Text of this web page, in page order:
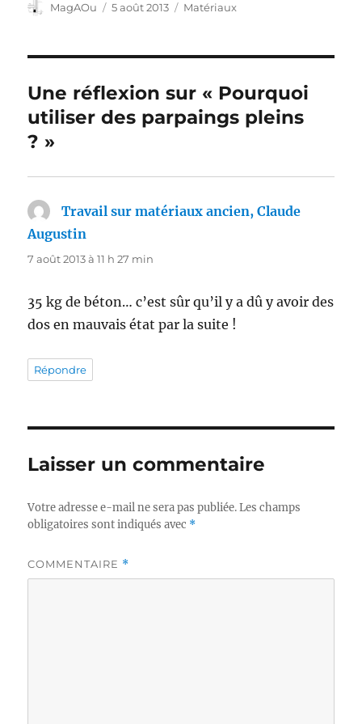
Auteur
MagAOu
Publié
5 août 2013 Catégories
Matériaux
Une réflexion sur « Pourquoi
utiliser des parpaings pleins
? »
Travail sur matériaux ancien, Claude
Augustin
7 août 2013 à 11 h 27 min
35 kg de béton… c’est sûr qu’il y a dû y avoir des
dos en mauvais état par la suite !
Répondre
Laisser un commentaire
Votre adresse e-mail ne sera pas publiée. Les champs
obligatoires sont indiqués avec *
COMMENTAIRE *